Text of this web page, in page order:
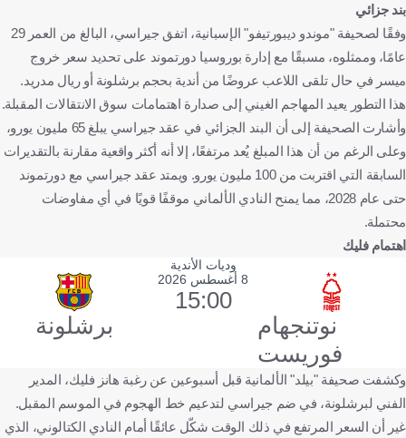
بند جزائي
وفقًا لصحيفة "موندو ديبورتيفو" الإسبانية، اتفق جيراسي، البالغ من العمر 29
عامًا، وممثلوه، مسبقًا مع إدارة بوروسيا دورتموند على تحديد سعر خروج
ميسر في حال تلقى اللاعب عروضًا من أندية بحجم برشلونة أو ريال مدريد.
هذا التطور يعيد المهاجم الغيني إلى صدارة اهتمامات سوق الانتقالات المقبلة.
وأشارت الصحيفة إلى أن البند الجزائي في عقد جيراسي يبلغ 65 مليون يورو،
وعلى الرغم من أن هذا المبلغ يُعد مرتفعًا، إلا أنه أكثر واقعية مقارنة بالتقديرات
السابقة التي اقتربت من 100 مليون يورو. ويمتد عقد جيراسي مع دورتموند
حتى عام 2028، مما يمنح النادي الألماني موقفًا قويًا في أي مفاوضات
محتملة.
اهتمام فليك
وديات الأندية
نوتنجهام
فوريست
8 أغسطس 2026
15:00
برشلونة
وكشفت صحيفة "بيلد" الألمانية قبل أسبوعين عن رغبة هانز فليك، المدير
الفني لبرشلونة، في ضم جيراسي لتدعيم خط الهجوم في الموسم المقبل.
غير أن السعر المرتفع في ذلك الوقت شكّل عائقًا أمام النادي الكتالوني، الذي